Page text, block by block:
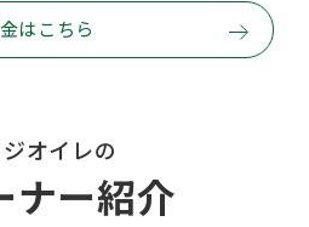
はこちら
オイレの
ナー紹介